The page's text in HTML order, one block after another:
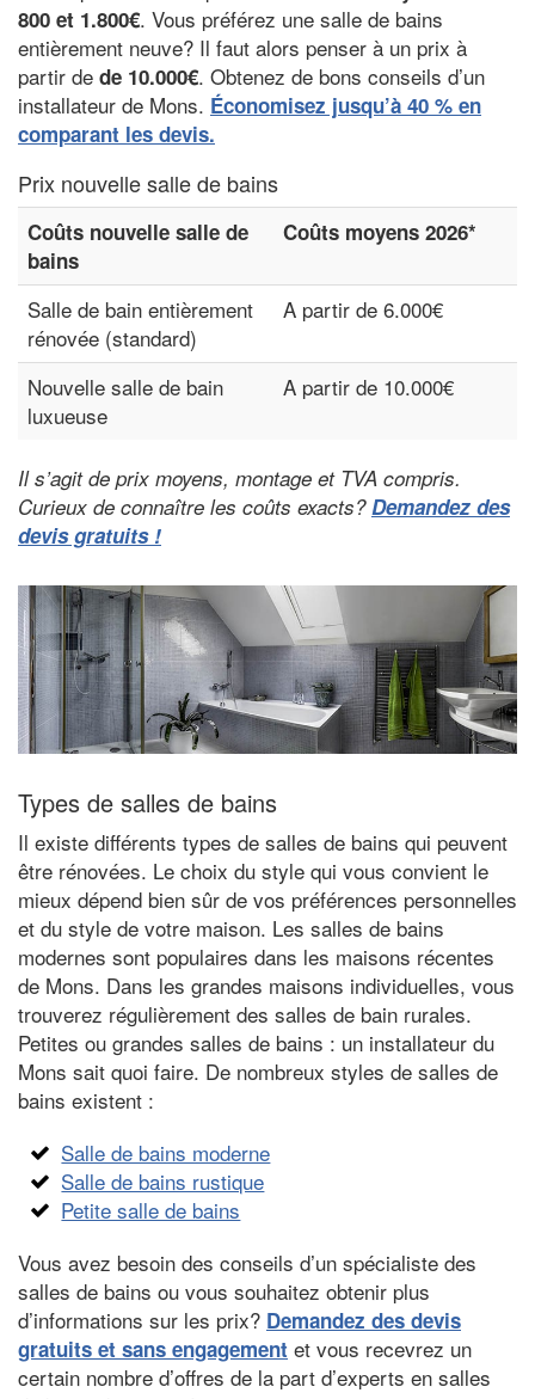
800 et 1.800€. Vous préférez une salle de bains
entièrement neuve? Il faut alors penser à un prix à
partir de de 10.000€. Obtenez de bons conseils d’un
installateur de Mons. Économisez jusqu’à 40 % en
comparant les devis.
Prix nouvelle salle de bains
Coûts nouvelle salle de
bains
Coûts moyens 2026*
Salle de bain entièrement
rénovée (standard)
A partir de 6.000€
Nouvelle salle de bain
luxueuse
A partir de 10.000€
Il s’agit de prix moyens, montage et TVA compris.
Curieux de connaître les coûts exacts?Demandez des
devis gratuits !
Types de salles de bains
Il existe différents types de salles de bains qui peuvent
être rénovées. Le choix du style qui vous convient le
mieux dépend bien sûr de vos préférences personnelles
et du style de votre maison. Les salles de bains
modernes sont populaires dans les maisons récentes
de Mons. Dans les grandes maisons individuelles, vous
trouverez régulièrement des salles de bain rurales.
Petites ou grandes salles de bains : un installateur du
Mons sait quoi faire. De nombreux styles de salles de
bains existent :
Salle de bains moderne
Salle de bains rustique
Petite salle de bains
Vous avez besoin des conseils d’un spécialiste des
salles de bains ou vous souhaitez obtenir plus
d’informations sur les prix? Demandez des devis
gratuits et sans engagement et vous recevrez un
certain nombre d’offres de la part d’experts en salles